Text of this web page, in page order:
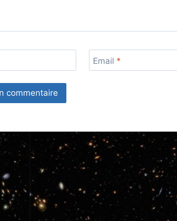
Email *